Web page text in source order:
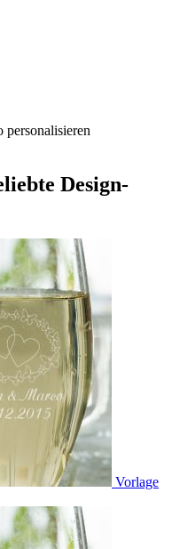
personalisieren
Design-
Vorlage